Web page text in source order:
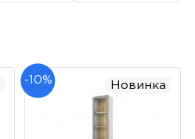
-10% Новинка